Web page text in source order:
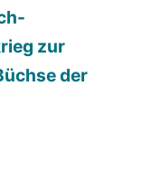
zur
der